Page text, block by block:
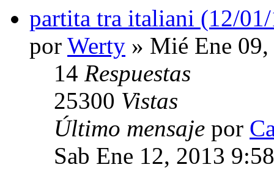
partita tra italiani (12/
por Werty » Mié Ene
14 Respuestas
25300 Vistas
Último mensaje por
Sab Ene 12, 2013